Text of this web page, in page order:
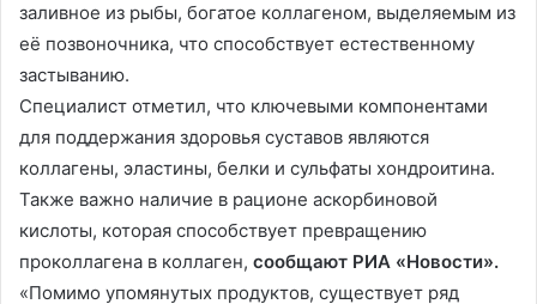
заливное из рыбы, богатое коллагеном, выделяемым из
её позвоночника, что способствует естественному
застыванию.
Специалист отметил, что ключевыми компонентами
для поддержания здоровья суставов являются
коллагены, эластины, белки и сульфаты хондроитина.
Также важно наличие в рационе аскорбиновой
кислоты, которая способствует превращению
проколлагена в коллаген, сообщают РИА «Новости».
«Помимо упомянутых продуктов, существует ряд